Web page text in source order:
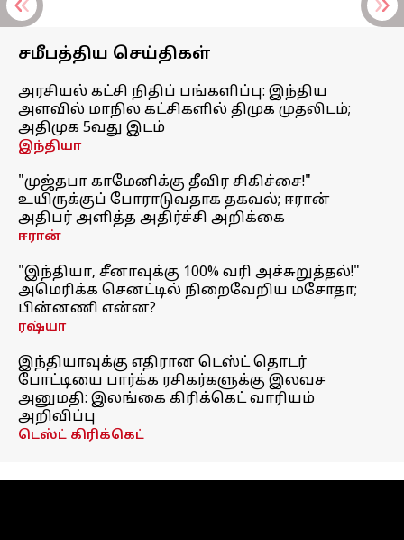
சமீபத்திய செய்திகள்
அரசியல் கட்சி நிதிப் பங்களிப்பு: இந்திய
அளவில் மாநில கட்சிகளில் திமுக முதலிடம்;
அதிமுக 5வது இடம்
இந்தியா
"முஜ்தபா காமேனிக்கு தீவிர சிகிச்சை!"
உயிருக்குப் போராடுவதாக தகவல்; ஈரான்
அதிபர் அளித்த அதிர்ச்சி அறிக்கை
ஈரான்
"இந்தியா, சீனாவுக்கு 100% வரி அச்சுறுத்தல்!"
அமெரிக்க செனட்டில் நிறைவேறிய மசோதா;
பின்னணி என்ன?
ரஷ்யா
இந்தியாவுக்கு எதிரான டெஸ்ட் தொடர்
போட்டியை பார்க்க ரசிகர்களுக்கு இலவச
அனுமதி: இலங்கை கிரிக்கெட் வாரியம்
அறிவிப்பு
டெஸ்ட் கிரிக்கெட்